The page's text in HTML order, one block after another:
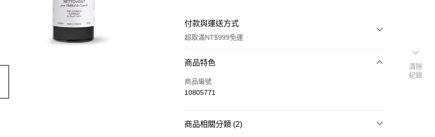
付款與運送方式
超取滿NT$999免運
付款方式
信用卡一次付款
商品特色
商品編號
10805771
商品相關分類 (2)
清除
紀錄